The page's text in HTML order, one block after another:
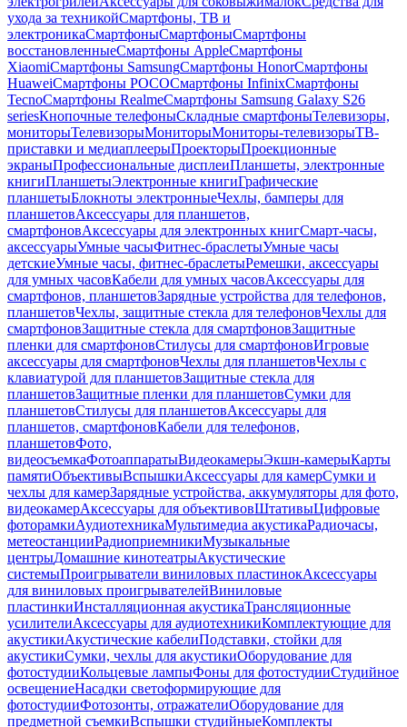
ухода за техникойСмартфоны, ТВ и
электроникаСмартфоныСмартфоныСмартфоны
восстановленныеСмартфоны AppleСмартфоны
XiaomiСмартфоны SamsungСмартфоны HonorСмартфоны
HuaweiСмартфоны POCOСмартфоны InfinixСмартфоны
TecnoСмартфоны RealmeСмартфоны Samsung Galaxy S26
seriesКнопочные телефоныСкладные смартфоныТелевизоры,
мониторыТелевизорыМониторыМониторы-телевизорыТВ-
приставки и медиаплеерыПроекторыПроекционные
экраныПрофессиональные дисплеиПланшеты, электронные
книгиПланшетыЭлектронные книгиГрафические
планшетыБлокноты электронныеЧехлы, бамперы для
планшетовАксессуары для планшетов,
смартфоновАксессуары для электронных книгСмарт-часы,
аксессуарыУмные часыФитнес-браслетыУмные часы
детскиеУмные часы, фитнес-браслетыРемешки, аксессуары
для умных часовКабели для умных часовАксессуары для
смартфонов, планшетовЗарядные устройства для телефонов,
планшетовЧехлы, защитные стекла для телефоновЧехлы для
смартфоновЗащитные стекла для смартфоновЗащитные
пленки для смартфоновСтилусы для смартфоновИгровые
аксессуары для смартфоновЧехлы для планшетовЧехлы с
клавиатурой для планшетовЗащитные стекла для
планшетовЗащитные пленки для планшетовСумки для
планшетовСтилусы для планшетовАксессуары для
планшетов, смартфоновКабели для телефонов,
планшетовФото,
видеосъемкаФотоаппаратыВидеокамерыЭкшн-камерыКарты
памятиОбъективыВспышкиАксессуары для камерСумки и
чехлы для камерЗарядные устройства, аккумуляторы для фото,
видеокамерАксессуары для объективовШтативыЦифровые
фоторамкиАудиотехникаМультимедиа акустикаРадиочасы,
метеостанцииРадиоприемникиМузыкальные
центрыДомашние кинотеатрыАкустические
системыПроигрыватели виниловых пластинокАксессуары
для виниловых проигрывателейВиниловые
пластинкиИнсталляционная акустикаТрансляционные
усилителиАксессуары для аудиотехникиКомплектующие для
акустикиАкустические кабелиПодставки, стойки для
акустикиСумки, чехлы для акустикиОборудование для
фотостудииКольцевые лампыФоны для фотостудииСтудийное
освещениеНасадки светоформирующие для
фотостудииФотозонты, отражателиОборудование для
предметной съемкиВспышки студийныеКомплекты